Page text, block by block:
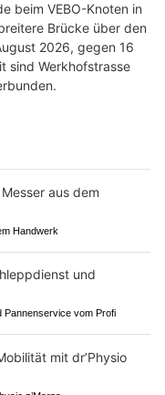
beim VEBO-Knoten in
Brücke über den
2026, gegen 16
sind Werkhofstrasse
Handwerk
Pannenservice vom Profi